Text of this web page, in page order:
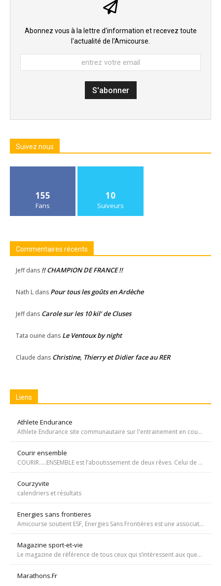
Abonnez vous à la lettre d'information et recevez toute
l'actualité de l'Amicourse.
Suivez nous
155
Fans
10
Suiveurs
Commentaires récents
Jeffdans !! CHAMPION DE FRANCE !!
Nath L dans Pour tous les goûts en Ardèche
Jeffdans Carole sur les 10 kil’ de Cluses
Tata ouine dans Le Ventoux by night
Claude dans Christine, Thierry et Didier face au RER
Liens
Athlete Endurance
Athlete Endurance site communautaire sur l'entrainement en course à pied
Courir ensemble
COURIR…..ENSEMBLE est l’aboutissement de deux rêves. Celui de Tiffany qui, malgré une tumeur à la jambe voulait participer à la course de l’Escalade et celui de Carole, animatrice bénévole de l’atelier de bricolage du service d’oncopédiatrie de l’Hôpital
Courzyvite
calendriers et résultats
Energies sans frontieres
Amicourse soutient ESF, Energies Sans Frontières est une association ayant pour objet l'aide au développement des pays les plus pauvres en favorisant l'accès à l'eau et à l'électricité
Magazine sport-et-vie
Le magazine de référence de tous ceux qui s’intéressent aux questions d’entraînement, de nutrition, de dopage, de physiologie, de psychologie et de médecine du sport.
Marathons.Fr